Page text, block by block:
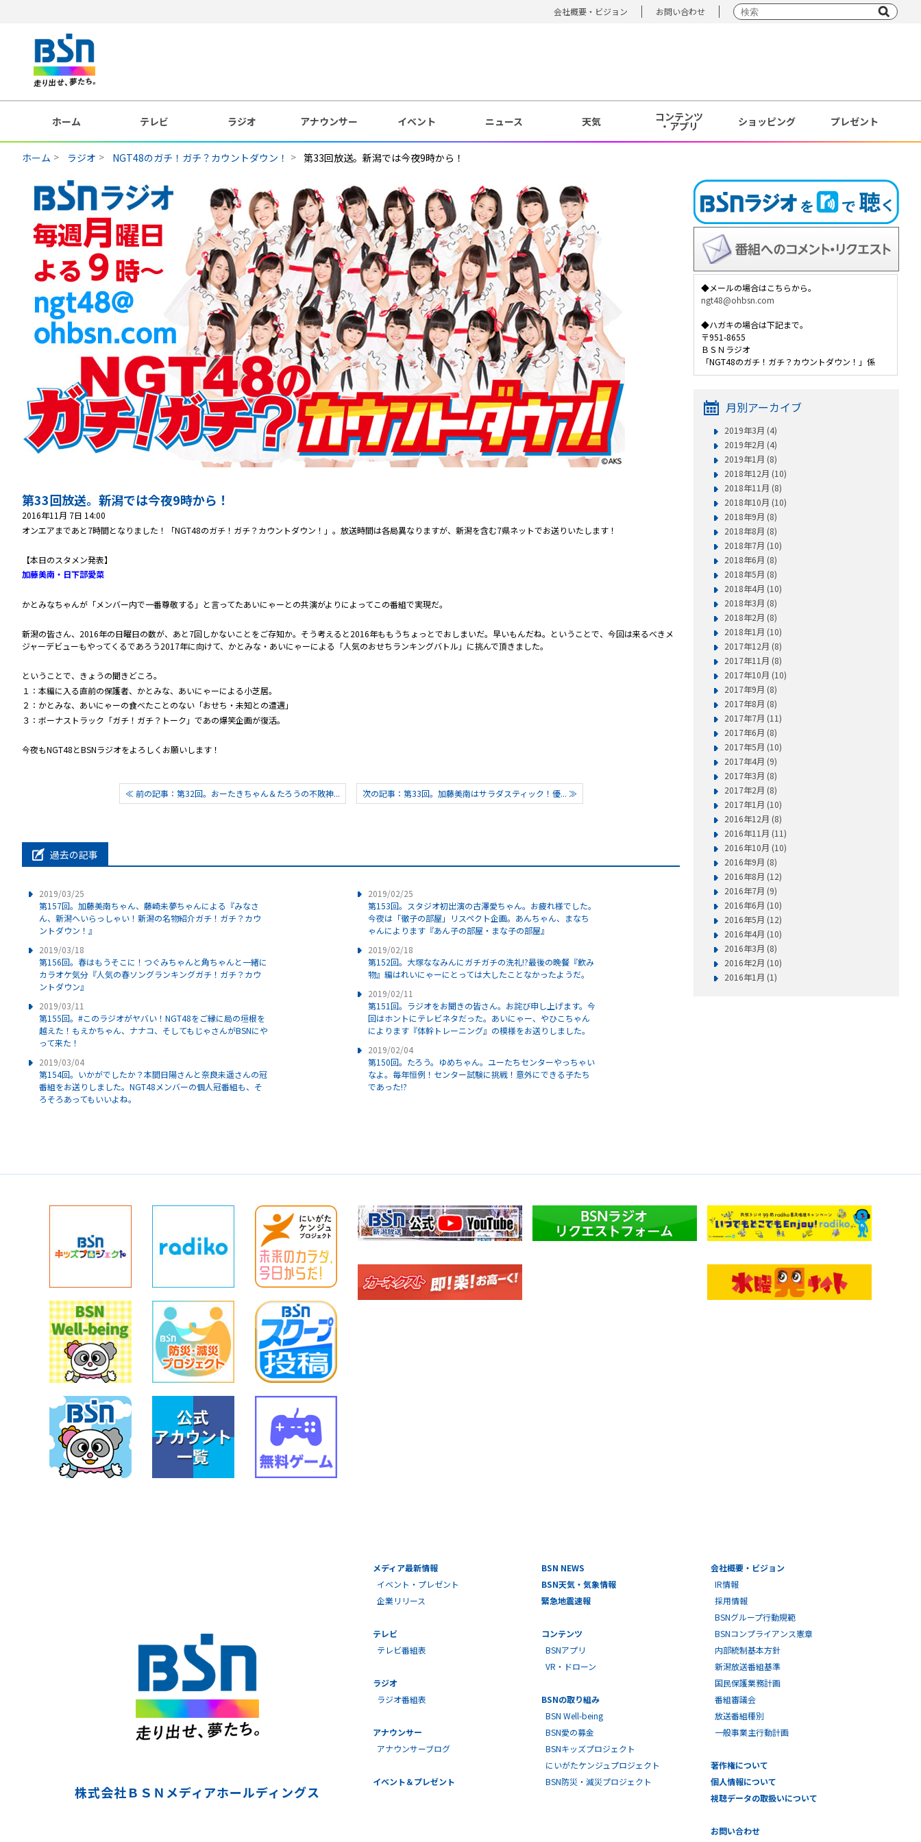
会社概要・ビジョン お問い合わせ
ホーム テレビ ラジオ アナウンサー イベント ニュース 天気 コンテンツ
・アプリ ショッピング プレゼント
ホーム ラジオ NGT48のガチ！ガチ？カウントダウン！ 第33回放送。新潟では今夜9時から！
第33回放送。新潟では今夜9時から！
2016年11月 7日 14:00
オンエアまであと7時間となりました！「NGT48のガチ！ガチ？カウントダウン！」。放送時間は各局異なりますが、新潟を含む7県ネットでお送りいたします！
【本日のスタメン発表】
加藤美南・日下部愛菜
かとみなちゃんが「メンバー内で一番尊敬する」と言ってたあいにゃーとの共演がよりによってこの番組で実現だ。
新潟の皆さん、2016年の日曜日の数が、あと7回しかないことをご存知か。そう考えると2016年ももうちょっとでおしまいだ。早いもんだね。ということで、今回は来るべきメ
ジャーデビューもやってくるであろう2017年に向けて、かとみな・あいにゃーによる「人気のおせちランキングバトル」に挑んで頂きました。
ということで、きょうの聞きどころ。
１：本編に入る直前の保護者、かとみな、あいにゃーによる小芝居。
２：かとみな、あいにゃーの食べたことのない「おせち・未知との遭遇」
３：ボーナストラック「ガチ！ガチ？トーク」であの爆笑企画が復活。
今夜もNGT48とBSNラジオをよろしくお願いします！
≪ 前の記事：第32回。おーたきちゃん＆たろうの不敗神... 次の記事：第33回。加藤美南はサラダスティック！優... ≫
過去の記事
2019/03/25
第157回。加藤美南ちゃん、藤崎未夢ちゃんによる『みなさ
ん、新潟へいらっしゃい！新潟の名物紹介ガチ！ガチ？カウ
ントダウン！』
2019/03/18
第156回。春はもうそこに！つぐみちゃんと角ちゃんと一緒に
カラオケ気分『人気の春ソングランキングガチ！ガチ？カウ
ントダウン』
2019/03/11
第155回。#このラジオがヤバい！NGT48をご縁に局の垣根を
越えた！もえかちゃん、ナナコ、そしてもじゃさんがBSNにや
って来た！
2019/03/04
第154回。いかがでしたか？本間日陽さんと奈良未遥さんの冠
番組をお送りしました。NGT48メンバーの個人冠番組も、そ
ろそろあってもいいよね。
2019/02/25
第153回。スタジオ初出演の古澤愛ちゃん。お疲れ様でした。
今夜は「徹子の部屋」リスペクト企画。あんちゃん、まなち
ゃんによります『あん子の部屋・まな子の部屋』
2019/02/18
第152回。大塚ななみんにガチガチの洗礼!?最後の晩餐『飲み
物』編はれいにゃーにとっては大したことなかったようだ。
2019/02/11
第151回。ラジオをお聞きの皆さん。お詫び申し上げます。今
回はホントにテレビネタだった。あいにゃー、やひこちゃん
によります『体幹トレーニング』の模様をお送りしました。
2019/02/04
第150回。たろう。ゆめちゃん。ユーたちセンターやっちゃい
なよ。毎年恒例！センター試験に挑戦！意外にできる子たち
であった!?
◆メールの場合はこちらから。
ngt48@ohbsn.com
◆ハガキの場合は下記まで。
〒951-8655
ＢＳＮラジオ
「NGT48のガチ！ガチ？カウントダウン！」係
月別アーカイブ
2019年3月 (4)
2019年2月 (4)
2019年1月 (8)
2018年12月 (10)
2018年11月 (8)
2018年10月 (10)
2018年9月 (8)
2018年8月 (8)
2018年7月 (10)
2018年6月 (8)
2018年5月 (8)
2018年4月 (10)
2018年3月 (8)
2018年2月 (8)
2018年1月 (10)
2017年12月 (8)
2017年11月 (8)
2017年10月 (10)
2017年9月 (8)
2017年8月 (8)
2017年7月 (11)
2017年6月 (8)
2017年5月 (10)
2017年4月 (9)
2017年3月 (8)
2017年2月 (8)
2017年1月 (10)
2016年12月 (8)
2016年11月 (11)
2016年10月 (10)
2016年9月 (8)
2016年8月 (12)
2016年7月 (9)
2016年6月 (10)
2016年5月 (12)
2016年4月 (10)
2016年3月 (8)
2016年2月 (10)
2016年1月 (1)
株式会社ＢＳＮメディアホールディングス
メディア最新情報
イベント・プレゼント
企業リリース
テレビ
テレビ番組表
ラジオ
ラジオ番組表
アナウンサー
アナウンサーブログ
イベント＆プレゼント
BSN NEWS
BSN天気・気象情報
緊急地震速報
コンテンツ
BSNアプリ
VR・ドローン
BSNの取り組み
BSN Well-being
BSN愛の募金
BSNキッズプロジェクト
にいがたケンジュプロジェクト
BSN防災・減災プロジェクト
会社概要・ビジョン
IR情報
採用情報
BSNグループ行動規範
BSNコンプライアンス憲章
内部統制基本方針
新潟放送番組基準
国民保護業務計画
番組審議会
放送番組種別
一般事業主行動計画
著作権について
個人情報について
視聴データの取扱いについて
お問い合わせ